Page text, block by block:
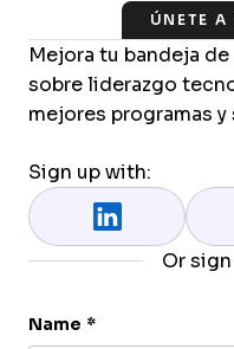
ÚNETE
Mejora tu bandeja
sobre liderazgo
mejores programas y
Sign up with:
Or
Name *